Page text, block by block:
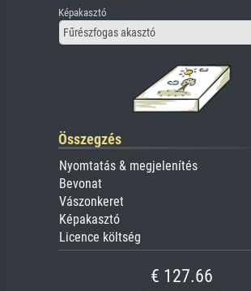
Képakasztó
Fűrészfogas akasztó
Összegzés
Nyomtatás & megjelenítés
Bevonat
Vászonkeret
Képakasztó
Licence költség
€ 127.66